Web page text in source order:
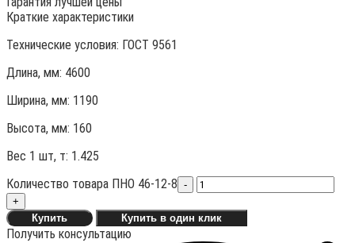
Краткие характеристики
Технические условия: ГОСТ 9561
Длина, мм: 4600
Ширина, мм: 1190
Высота, мм: 160
Вес 1 шт, т: 1.425
Количество товара ПНО 46-12-8 -
+
Купить
Купить в один клик
Получить консультацию